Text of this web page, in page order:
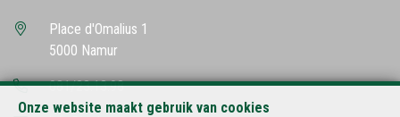
Onze website maakt gebruik van cookies
Place d'Omalius 1
5000 Namur
081/23.13.98